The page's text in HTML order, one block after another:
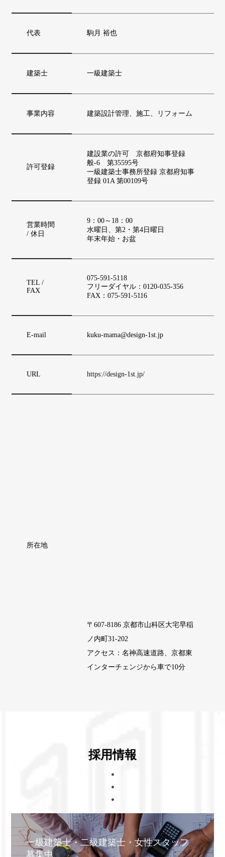
代表 駒月 裕也
建築士 一級建築士
事業内容 建築設計管理、施工、 リフォーム
許可登録
建設業の許可 京都府知事登録
般-6 第35595号
一級建築士事務所登録 京都府知事
登録 01A 第00109号
営業時間
/ 休日
9：00～18：00
水曜日、第2・第4日曜日
年末年始・お盆
TEL /
FAX
075-591-5118
フリーダイヤル：0120-035-356
FAX：075-591-5116
E-mail kuku-mama@design-1st.jp
URL https://design-1st.jp/
所在地
〒607-8186 京都市山科区大宅早稲
ノ内町31-202
アクセス：名神高速道路、京都東
インターチェンジから車で10分
採用情報
一級建築士・二級建築士・女性スタッフ
募集中